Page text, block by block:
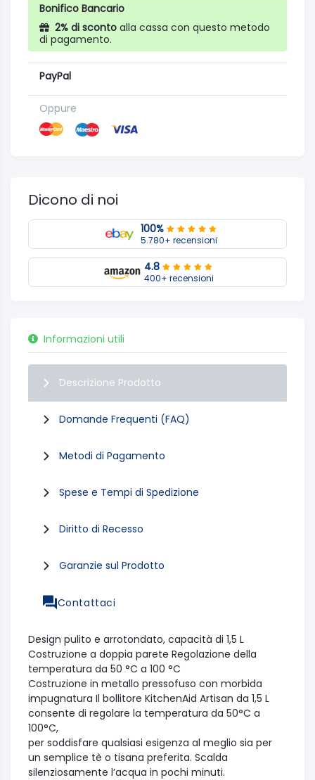
Bonifico Bancario
2% di sconto alla cassa con questo metodo
di pagamento.
PayPal
Oppure
Dicono di noi
100%
5.780+ recensioni
4.8
400+ recensioni
Informazioni utili
Descrizione Prodotto
Domande Frequenti (FAQ)
Metodi di Pagamento
Spese e Tempi di Spedizione
Diritto di Recesso
Garanzie sul Prodotto
Contattaci
Design pulito e arrotondato, capacità di 1,5 L
Costruzione a doppia parete Regolazione della
temperatura da 50 °C a 100 °C
Costruzione in metallo pressofuso con morbida
impugnatura Il bollitore KitchenAid Artisan da 1,5 L
consente di regolare la temperatura da 50°C a
100°C,
per soddisfare qualsiasi esigenza al meglio sia per
un semplice tè o tisana preferita. Scalda
silenziosamente l’acqua in pochi minuti.